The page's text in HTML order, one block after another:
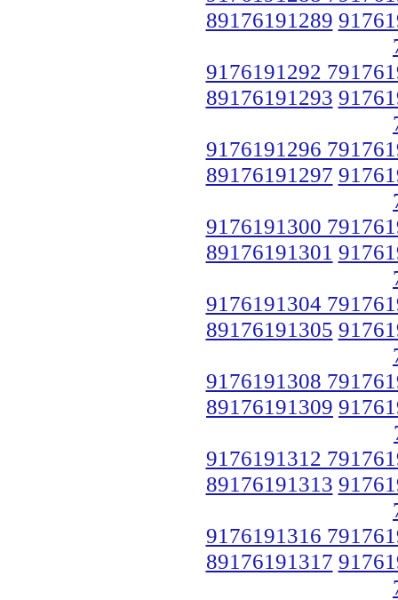
89176191289
9176191292
89176191293
9176191296
89176191297
9176191300
89176191301
9176191304
89176191305
9176191308
89176191309
9176191312
89176191313
9176191316
89176191317